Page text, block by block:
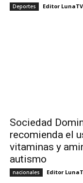
Deportes Editor LunaTV
Sociedad
recomienda el
vitaminas y
autismo
nacionales Editor